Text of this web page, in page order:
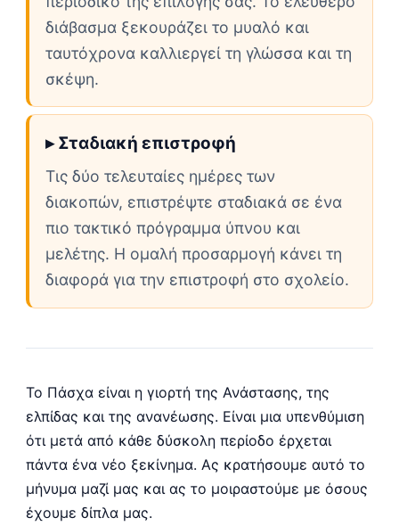
διάβασμα ξεκουράζει το μυαλό και
ταυτόχρονα καλλιεργεί τη γλώσσα και τη
σκέψη.
▸ Σταδιακή επιστροφή
Τις δύο τελευταίες ημέρες των
διακοπών, επιστρέψτε σταδιακά σε ένα
πιο τακτικό πρόγραμμα ύπνου και
μελέτης. Η ομαλή προσαρμογή κάνει τη
διαφορά για την επιστροφή στο σχολείο.
Το Πάσχα είναι η γιορτή της Ανάστασης, της
ελπίδας και της ανανέωσης. Είναι μια υπενθύμιση
ότι μετά από κάθε δύσκολη περίοδο έρχεται
πάντα ένα νέο ξεκίνημα. Ας κρατήσουμε αυτό το
μήνυμα μαζί μας και ας το μοιραστούμε με όσους
έχουμε δίπλα μας.